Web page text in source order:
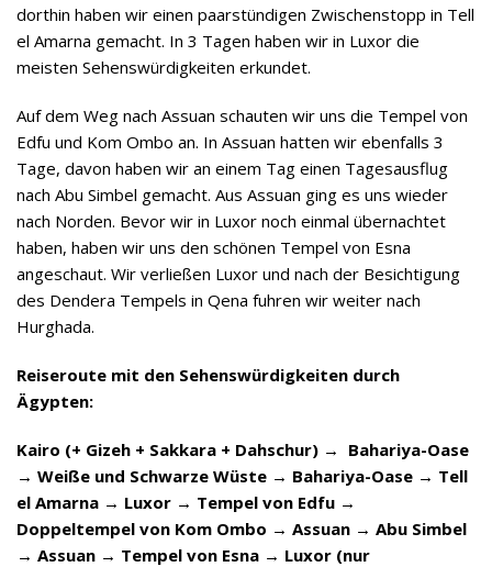
dorthin haben wir einen paarstündigen Zwischenstopp in Tell
el Amarna gemacht. In 3 Tagen haben wir in Luxor die
meisten Sehenswürdigkeiten erkundet.
Auf dem Weg nach Assuan schauten wir uns die Tempel von
Edfu und Kom Ombo an. In Assuan hatten wir ebenfalls 3
Tage, davon haben wir an einem Tag einen Tagesausflug
nach Abu Simbel gemacht. Aus Assuan ging es uns wieder
nach Norden. Bevor wir in Luxor noch einmal übernachtet
haben, haben wir uns den schönen Tempel von Esna
angeschaut. Wir verließen Luxor und nach der Besichtigung
des Dendera Tempels in Qena fuhren wir weiter nach
Hurghada.
Reiseroute mit den Sehenswürdigkeiten durch
Ägypten:
Kairo (+ Gizeh + Sakkara + Dahschur) → Bahariya-Oase
→ Weiße und Schwarze Wüste → Bahariya-Oase → Tell
el Amarna → Luxor → Tempel von Edfu →
Doppeltempel von Kom Ombo → Assuan → Abu Simbel
→ Assuan → Tempel von Esna → Luxor (nur